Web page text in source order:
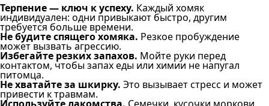
Терпение — ключ к успеху. Каждый хомяк
индивидуален: одни привыкают быстро, другим
требуется больше времени.
Не будите спящего хомяка. Резкое пробуждение
может вызвать агрессию.
Избегайте резких запахов. Мойте руки перед
контактом, чтобы запах еды или химии не напугал
питомца.
Не хватайте за шкирку. Это вызывает стресс и может
привести к травмам.